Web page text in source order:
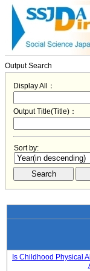
Output Search
Display All：
Output Title(Title)：
Sort by:
Is Childhood Physical